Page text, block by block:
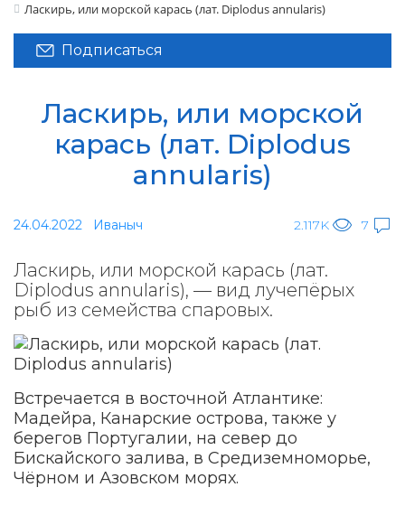
Ласкирь, или морской карась (лат. Diplodus annularis)
Подписаться
Ласкирь, или морской
карась (лат. Diplodus
annularis)
24.04.2022 Иваныч 2.117K 7
Ласкирь, или морской карась (лат.
Diplodus annularis), — вид лучепёрых
рыб из семейства спаровых.
Встречается в восточной Атлантике:
Мадейра, Канарские острова, также у
берегов Португалии, на север до
Бискайского залива, в Средиземноморье,
Чёрном и Азовском морях.